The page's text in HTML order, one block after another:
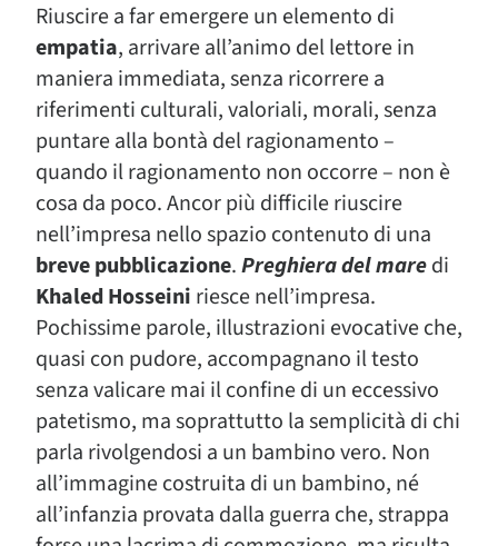
Riuscire a far emergere un elemento di
empatia, arrivare all’animo del lettore in
maniera immediata, senza ricorrere a
riferimenti culturali, valoriali, morali, senza
puntare alla bontà del ragionamento –
quando il ragionamento non occorre – non è
cosa da poco. Ancor più difficile riuscire
nell’impresa nello spazio contenuto di una
breve pubblicazione.Preghiera del maredi
Khaled Hosseini riesce nell’impresa.
Pochissime parole, illustrazioni evocative che,
quasi con pudore, accompagnano il testo
senza valicare mai il confine di un eccessivo
patetismo, ma soprattutto la semplicità di chi
parla rivolgendosi a un bambino vero. Non
all’immagine costruita di un bambino, né
all’infanzia provata dalla guerra che, strappa